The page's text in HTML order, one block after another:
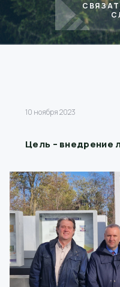
10 ноября 2023
Цель – внедрение